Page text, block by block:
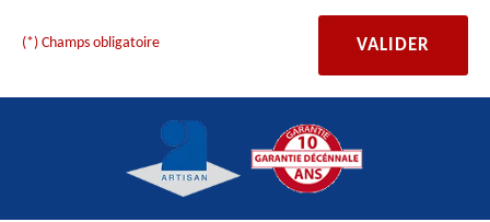
(*) Champs obligatoire